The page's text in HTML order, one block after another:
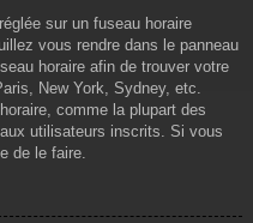
sur un fuseau horaire
vous rendre dans le panneau
horaire afin de trouver votre
New York, Sydney, etc.
comme la plupart des
utilisateurs inscrits. Si vous
de le faire.